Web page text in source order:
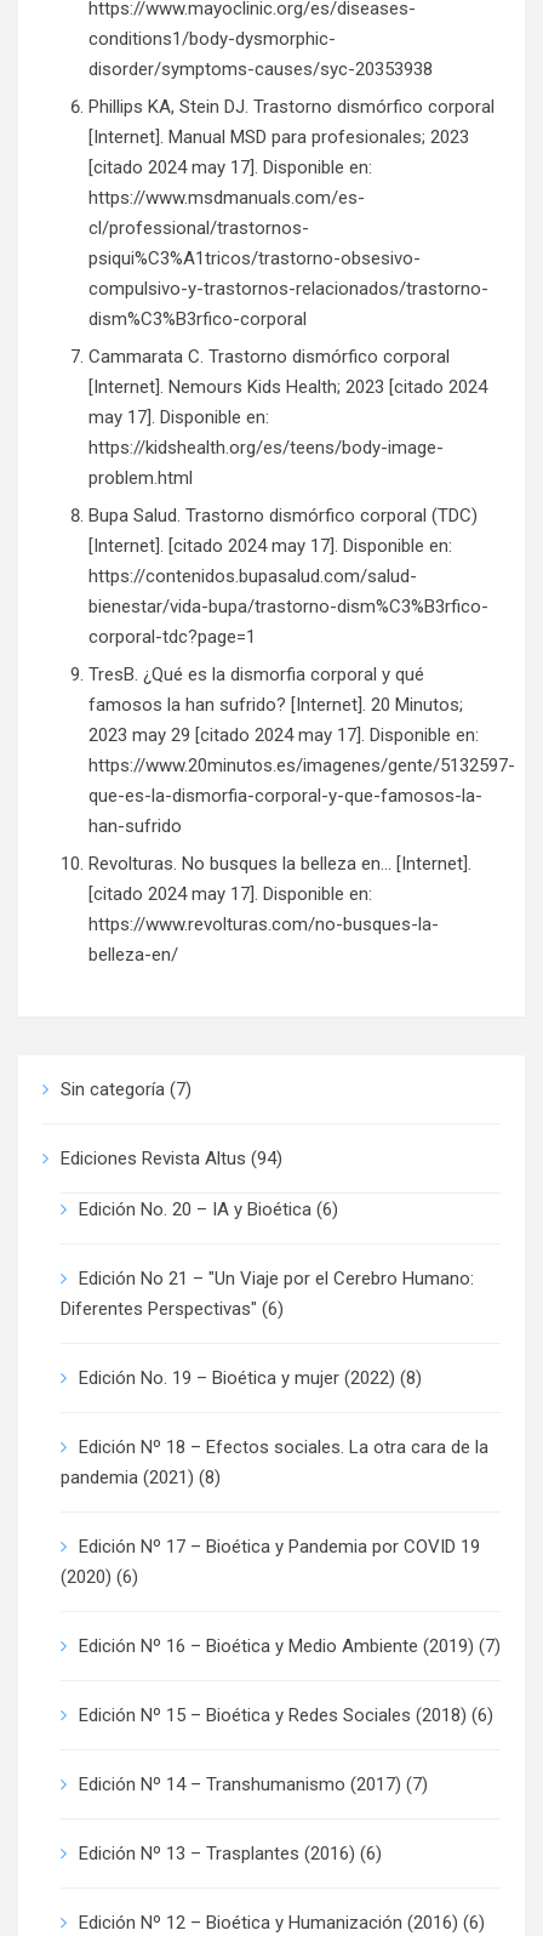
https://www.mayoclinic.org/es/diseases-
conditions1/body-dysmorphic-
disorder/symptoms-causes/syc-20353938
Phillips KA, Stein DJ. Trastorno dismórfico corporal
[Internet]. Manual MSD para profesionales; 2023
[citado 2024 may 17]. Disponible en:
https://www.msdmanuals.com/es-
cl/professional/trastornos-
psiqui%C3%A1tricos/trastorno-obsesivo-
compulsivo-y-trastornos-relacionados/trastorno-
dism%C3%B3rfico-corporal
Cammarata C. Trastorno dismórfico corporal
[Internet]. Nemours Kids Health; 2023 [citado 2024
may 17]. Disponible en:
https://kidshealth.org/es/teens/body-image-
problem.html
Bupa Salud. Trastorno dismórfico corporal (TDC)
[Internet]. [citado 2024 may 17]. Disponible en:
https://contenidos.bupasalud.com/salud-
bienestar/vida-bupa/trastorno-dism%C3%B3rfico-
corporal-tdc?page=1
TresB. ¿Qué es la dismorfia corporal y qué
famosos la han sufrido? [Internet]. 20 Minutos;
2023 may 29 [citado 2024 may 17]. Disponible en:
https://www.20minutos.es/imagenes/gente/5132597-
que-es-la-dismorfia-corporal-y-que-famosos-la-
han-sufrido
Revolturas. No busques la belleza en… [Internet].
[citado 2024 may 17]. Disponible en:
https://www.revolturas.com/no-busques-la-
belleza-en/
Sin categoría (7)
Ediciones Revista Altus (94)
Edición No. 20 – IA y Bioética (6)
Edición No 21 – "Un Viaje por el Cerebro Humano:
Diferentes Perspectivas" (6)
Edición No. 19 – Bioética y mujer (2022) (8)
Edición Nº 18 – Efectos sociales. La otra cara de la
pandemia (2021) (8)
Edición Nº 17 – Bioética y Pandemia por COVID 19
(2020) (6)
Edición Nº 16 – Bioética y Medio Ambiente (2019) (7)
Edición Nº 15 – Bioética y Redes Sociales (2018) (6)
Edición Nº 14 – Transhumanismo (2017) (7)
Edición Nº 13 – Trasplantes (2016) (6)
Edición Nº 12 – Bioética y Humanización (2016) (6)